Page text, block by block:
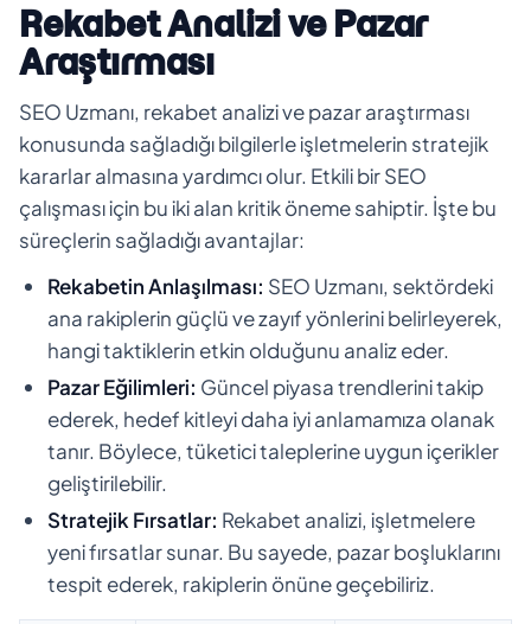
Rekabet Analizi ve Pazar
Araştırması
SEO Uzmanı, rekabet analizi ve pazar araştırması
konusunda sağladığı bilgilerle işletmelerin stratejik
kararlar almasına yardımcı olur. Etkili bir SEO
çalışması için bu iki alan kritik öneme sahiptir. İşte bu
süreçlerin sağladığı avantajlar:
Rekabetin Anlaşılması: SEO Uzmanı, sektördeki
ana rakiplerin güçlü ve zayıf yönlerini belirleyerek,
hangi taktiklerin etkin olduğunu analiz eder.
Pazar Eğilimleri: Güncel piyasa trendlerini takip
ederek, hedef kitleyi daha iyi anlamamıza olanak
tanır. Böylece, tüketici taleplerine uygun içerikler
geliştirilebilir.
Stratejik Fırsatlar: Rekabet analizi, işletmelere
yeni fırsatlar sunar. Bu sayede, pazar boşluklarını
tespit ederek, rakiplerin önüne geçebiliriz.